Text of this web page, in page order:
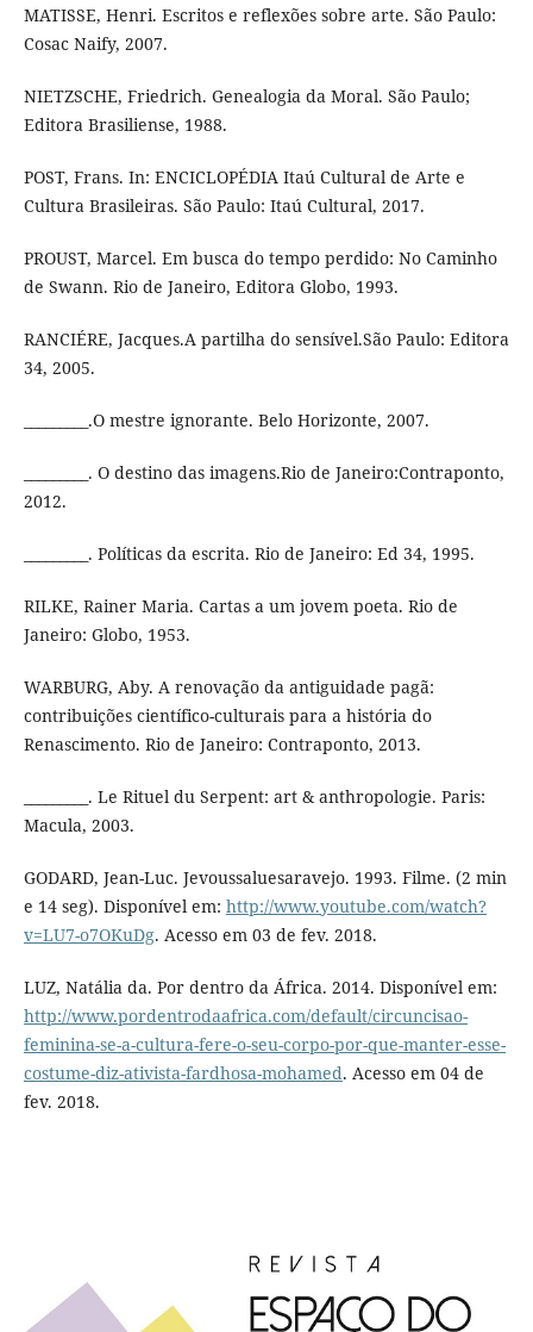
MATISSE, Henri. Escritos e reflexões sobre arte. São Paulo:
Cosac Naify, 2007.
NIETZSCHE, Friedrich. Genealogia da Moral. São Paulo;
Editora Brasiliense, 1988.
POST, Frans. In: ENCICLOPÉDIA Itaú Cultural de Arte e
Cultura Brasileiras. São Paulo: Itaú Cultural, 2017.
PROUST, Marcel. Em busca do tempo perdido: No Caminho
de Swann. Rio de Janeiro, Editora Globo, 1993.
RANCIÉRE, Jacques.A partilha do sensível.São Paulo: Editora
34, 2005.
_________.O mestre ignorante. Belo Horizonte, 2007.
_________. O destino das imagens.Rio de Janeiro:Contraponto,
2012.
_________. Políticas da escrita. Rio de Janeiro: Ed 34, 1995.
RILKE, Rainer Maria. Cartas a um jovem poeta. Rio de
Janeiro: Globo, 1953.
WARBURG, Aby. A renovação da antiguidade pagã:
contribuições científico-culturais para a história do
Renascimento. Rio de Janeiro: Contraponto, 2013.
_________. Le Rituel du Serpent: art & anthropologie. Paris:
Macula, 2003.
GODARD, Jean-Luc. Jevoussaluesaravejo. 1993. Filme. (2 min
e 14 seg). Disponível em: http://www.youtube.com/watch?
v=LU7-o7OKuDg. Acesso em 03 de fev. 2018.
LUZ, Natália da. Por dentro da África. 2014. Disponível em:
http://www.pordentrodaafrica.com/default/circuncisao-
feminina-se-a-cultura-fere-o-seu-corpo-por-que-manter-esse-
costume-diz-ativista-fardhosa-mohamed. Acesso em 04 de
fev. 2018.